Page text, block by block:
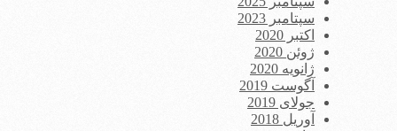
سپتامبر 2023
اکتبر 2020
ژوئن 2020
ژانویه 2020
آگوست 2019
جولای 2019
آوریل 2018